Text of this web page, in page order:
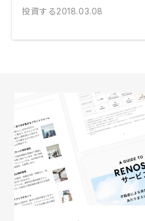
投資する2018.03.08